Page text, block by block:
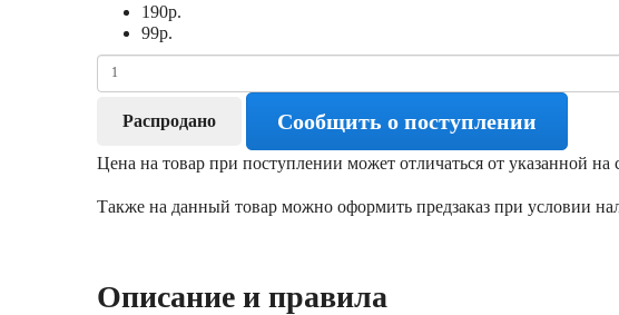
190р.
99р.
Распродано Сообщить о поступлении
Цена на товар при поступлении может отличаться от указанной на
Также на данный товар можно оформить предзаказ при условии
Описание и правила